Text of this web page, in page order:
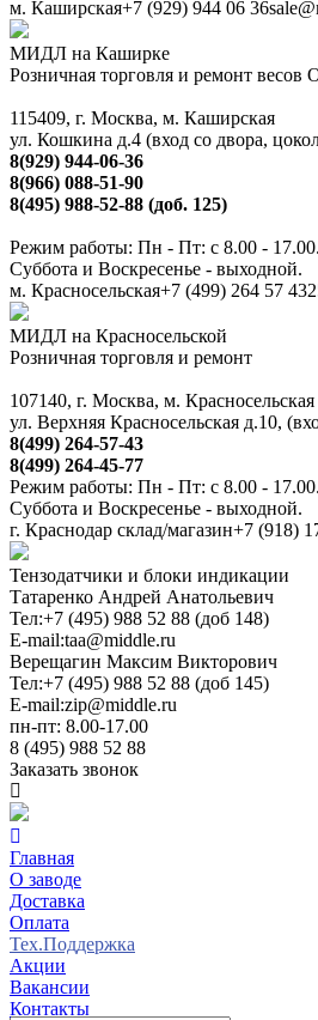
м. Каширская+7 (929) 944 06 36
МИДЛ на Каширке
Розничная торговля и ремонт
115409, г. Москва, м. Каширская
ул. Кошкина д.4 (вход со двора,
8(929) 944-06-36
8(966) 088-51-90
8(495) 988-52-88 (доб. 125)
Режим работы: Пн - Пт: с 8.00 - 17.00.
Суббота и Воскресенье - выходной.
м. Красносельская+7 (499) 264 57 43
МИДЛ на Красносельской
Розничная торговля и ремонт
107140, г. Москва, м. Красносельская
ул. Верхняя Красносельская д.10,
8(499) 264-57-43
8(499) 264-45-77
Режим работы: Пн - Пт: с 8.00 - 17.00.
Суббота и Воскресенье - выходной.
г. Краснодар склад/магазин+7 (918)
Тензодатчики и блоки индикации
Татаренко Андрей Анатольевич
Тел:+7 (495) 988 52 88 (доб 148)
E-mail:taa@middle.ru
Верещагин Максим Викторович
Тел:+7 (495) 988 52 88 (доб 145)
E-mail:zip@middle.ru
пн-пт: 8.00-17.00
8 (495) 988 52 88
Заказать звонок
Главная
О заводе
Доставка
Оплата
Тех.Поддержка
Акции
Вакансии
Контакты